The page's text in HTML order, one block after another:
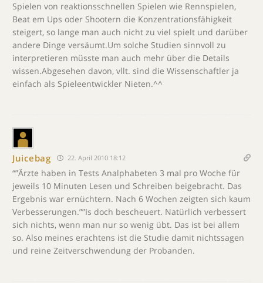
Spielen von reaktionsschnellen Spielen wie Rennspielen,
Beat em Ups oder Shootern die Konzentrationsfähigkeit
steigert, so lange man auch nicht zu viel spielt und darüber
andere Dinge versäumt.Um solche Studien sinnvoll zu
interpretieren müsste man auch mehr über die Details
wissen.Abgesehen davon, vllt. sind die Wissenschaftler ja
einfach als Spieleentwickler Nieten.^^
Juicebag 22. April 2010 18:12
“”Ärzte haben in Tests Analphabeten 3 mal pro Woche für
jeweils 10 Minuten Lesen und Schreiben beigebracht. Das
Ergebnis war ernüchtern. Nach 6 Wochen zeigten sich kaum
Verbesserungen.””Is doch bescheuert. Natürlich verbessert
sich nichts, wenn man nur so wenig übt. Das ist bei allem
so. Also meines erachtens ist die Studie damit nichtssagen
und reine Zeitverschwendung der Probanden.